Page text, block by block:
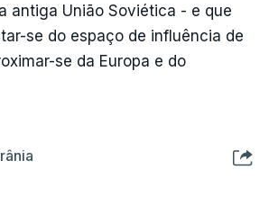
antiga União Soviética - e que
se do espaço de influência de
se da Europa e do